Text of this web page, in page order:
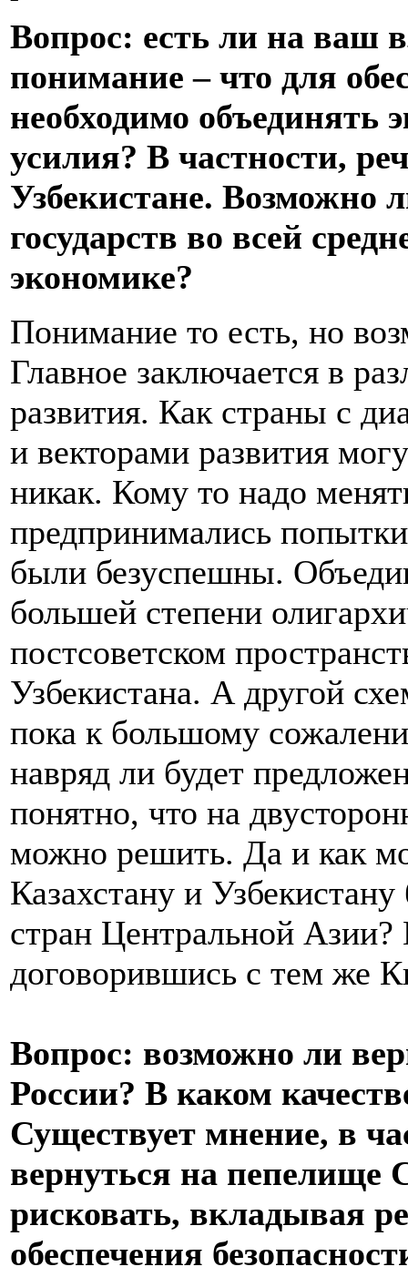
Вопрос: есть ли на ваш
понимание – что для
необходимо объединять
усилия? В частности,
Узбекистане. Возможно
государств во всей
экономике?
Понимание то есть, но
Главное заключается в
развития. Как страны с
и векторами развития
никак. Кому то надо
предпринимались
были безуспешны.
большей степени
постсоветском
Узбекистана. А другой
пока к большому
навряд ли будет
понятно, что на
можно решить. Да и как
Казахстану и
стран Центральной
договорившись с тем же
Вопрос: возможно ли
России? В каком
Существует мнение, в
вернуться на пепелище
рисковать, вкладывая
обеспечения